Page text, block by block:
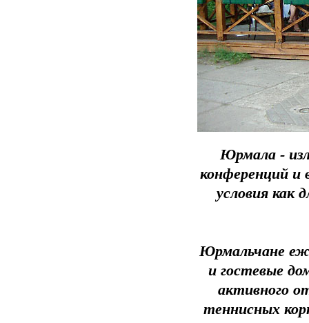
Юрмала -
конференций и
условия как
Юрмальчане
и гостевые
активного
теннисных